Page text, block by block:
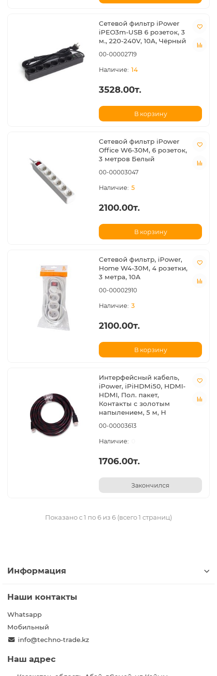
Сетевой фильтр iPower
iPEO3m-USB 6 розеток, 3
м., 220-240V, 10A, Чёрный
00-00002719
14
3528.00т.
В корзину
Сетевой фильтр iPower
Office W6-30M, 6 розеток,
3 метров Белый
00-00003047
5
2100.00т.
В корзину
Сетевой фильтр, iPower,
Home W4-30M, 4 розетки,
3 метра, 10А
00-00002910
3
2100.00т.
В корзину
Интерфейсный кабель,
iPower, iPiHDMi50, HDMI-
HDMI, Пол. пакет,
Контакты с золотым
напылением, 5 м, Н
00-00003613
1706.00т.
Закончился
Показано с 1 по 6 из 6 (всего 1 страниц)
Информация
Наши контакты
Whatsapp
Мобильный
info@techno-trade.kz
Наш адрес